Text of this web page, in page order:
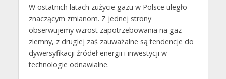
W ostatnich latach zużycie gazu w Polsce uległo
znaczącym zmianom. Z jednej strony
obserwujemy wzrost zapotrzebowania na gaz
ziemny, z drugiej zaś zauważalne są tendencje do
dywersyfikacji źródeł energii i inwestycji w
technologie odnawialne.